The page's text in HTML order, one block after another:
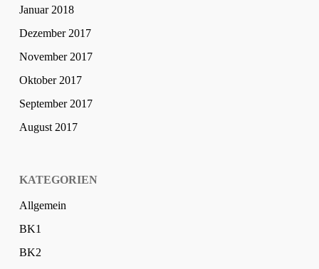
Januar 2018
Dezember 2017
November 2017
Oktober 2017
September 2017
August 2017
KATEGORIEN
Allgemein
BK1
BK2